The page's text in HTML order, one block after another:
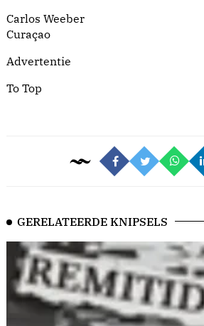
Carlos Weeber
Curaçao
Advertentie
To Top
GERELATEERDE KNIPSELS